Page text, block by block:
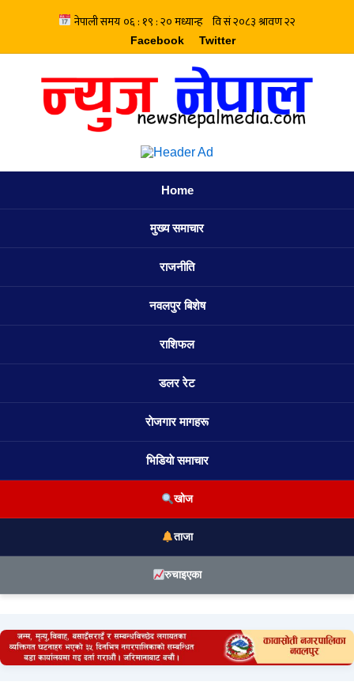
Facebook Twitter
Home
मुख्य समाचार
राजनीति
नवलपुर बिशेष
राशिफल
डलर रेट
राेजगार मागहरू
भिडियाे समाचार
खोज
ताजा
रुचाइएका